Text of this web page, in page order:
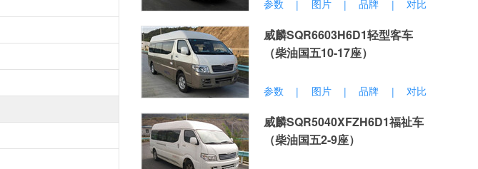
参数 | 图片 | 品牌 | 对比
威麟SQR6603H6D1轻型客车
（柴油国五10-17座）
参数 | 图片 | 品牌 | 对比
威麟SQR5040XFZH6D1福祉车
（柴油国五2-9座）